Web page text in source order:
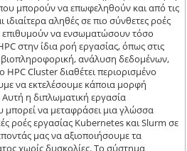
μπορούν να επωφεληθούν και από τις
ιδιαίτερα αληθές σε πιο σύνθετες ροές
να ενσωματώσουν τόσο
στην ίδια ροή εργασίας, όπως στις
ανάλυση δεδομένων,
HPC Cluster διαθέτει περιορισμένο
να εκτελέσουμε κάποια μορφή
η διπλωματική εργασία
μπορεί να μεταφράσει μια γλώσσα
ροές εργασίας Kubernetes και Slurm σε
μας να αξιοποιήσουμε τα
χωρίς δυσκολίες. Το σύστημα